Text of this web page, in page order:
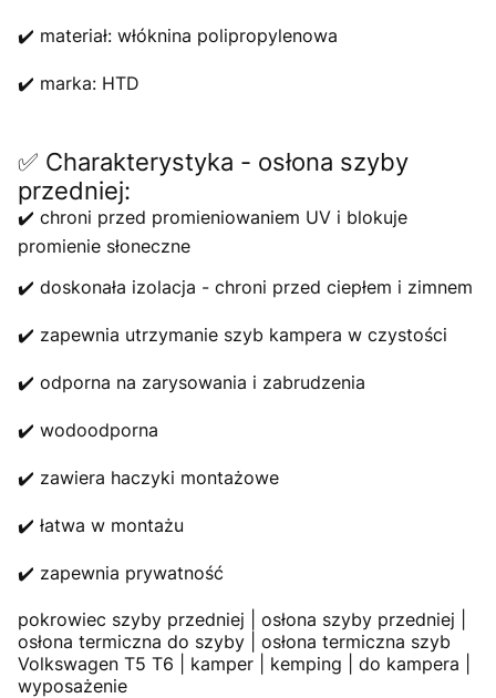
✔️ materiał: włóknina polipropylenowa
✔️ marka: HTD
✅ Charakterystyka - osłona szyby
przedniej:
✔️ chroni przed promieniowaniem UV i blokuje
promienie słoneczne
✔️ doskonała izolacja - chroni przed ciepłem i zimnem
✔️ zapewnia utrzymanie szyb kampera w czystości
✔️ odporna na zarysowania i zabrudzenia
✔️ wodoodporna
✔️ zawiera haczyki montażowe
✔️ łatwa w montażu
✔️ zapewnia prywatność
pokrowiec szyby przedniej | osłona szyby przedniej |
osłona termiczna do szyby | osłona termiczna szyb
Volkswagen T5 T6 | kamper | kemping | do kampera |
wyposażenie